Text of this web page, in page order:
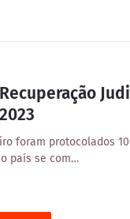
foram protocolados
país se com…